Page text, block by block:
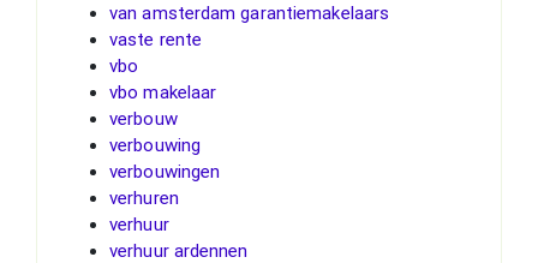
van amsterdam garantiemakelaars
vaste rente
vbo
vbo makelaar
verbouw
verbouwing
verbouwingen
verhuren
verhuur
verhuur ardennen